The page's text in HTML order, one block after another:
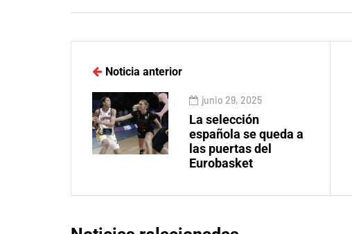
Noticia anterior
junio 29, 2025
La selección
española se queda a
las puertas del
Eurobasket